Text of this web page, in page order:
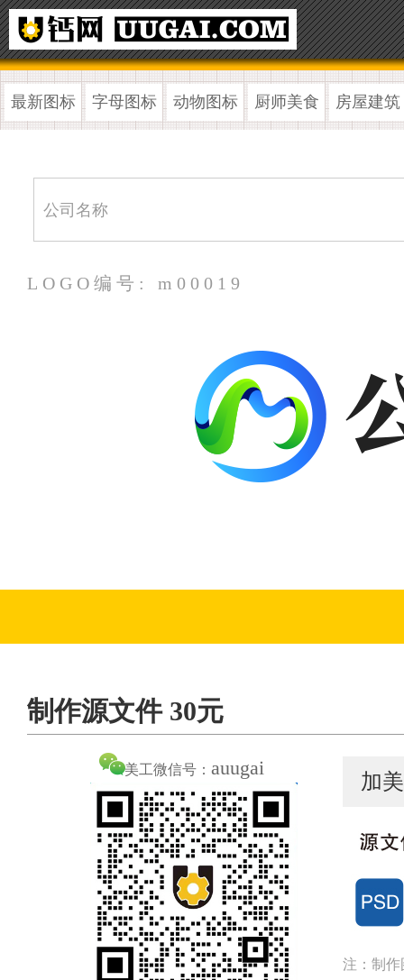
最新图标 字母图标 动物图标 厨师美食 房屋建筑
LOGO编号: m00019
制作源文件 30元
美工微信号： auugai
加
注：制作